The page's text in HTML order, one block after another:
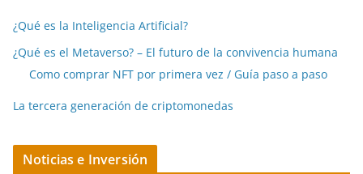
¿Qué es la Inteligencia Artificial?
¿Qué es el Metaverso? – El futuro de la convivencia humana
Como comprar NFT por primera vez / Guía paso a paso
La tercera generación de criptomonedas
Noticias e Inversión